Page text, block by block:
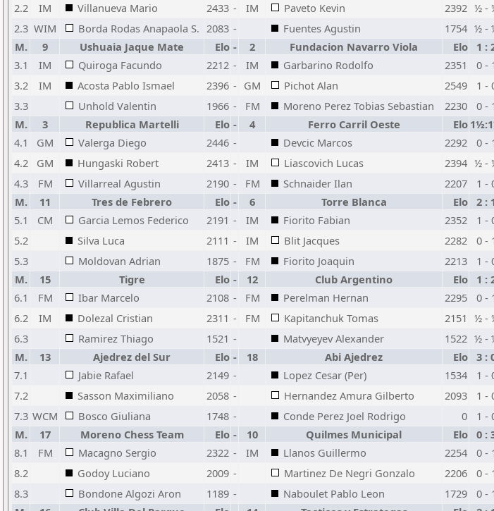
2.2
IM Villanueva Mario 2433 - IM Paveto Kevin 2392 ½ -
2.3 WIM Borda Rodas Anapaola S. 2083 - Fuentes Agustin 1754 ½ -
M.
9 Ushuaia Jaque Mate Elo - 2 Fundacion Navarro Viola Elo
1 :
3.1
IM Quiroga Facundo 2212 - IM Garbarino Rodolfo 2351
0 -
3.2
IM Acosta Pablo Ismael 2396 - GM Pichot Alan 2549
1 -
3.3
Unhold Valentin 1966 - FM Moreno Perez Tobias Sebastian 2230
0 -
M.
3 Republica Martelli Elo - 4 Ferro Carril Oeste Elo
4.1
GM Valerga Diego 2446 - Devcic Marcos 2292
0 -
4.2
GM Hungaski Robert 2413 - IM Liascovich Lucas 2394 ½ -
4.3
FM Villarreal Agustin 2190 - FM Schnaider Ilan 2207
1 -
M.
11 Tres de Febrero Elo - 6 Torre Blanca Elo 2 : 1
5.1
CM Garcia Lemos Federico 2191 - IM Fiorito Fabian 2352
1 -
5.2
Silva Luca 2111 - IM Blit Jacques 2282
0 -
5.3
Moldovan Adrian 1875 - FM Fiorito Joaquin 2213
1 -
M.
15 Tigre Elo - 12 Club Argentino Elo
1 :
6.1
FM Ibar Marcelo 2108 - FM Perelman Hernan 2295
0 -
6.2
IM Dolezal Cristian 2311 - FM Kapitanchuk Tomas 2151 ½ -
6.3
Ramirez Thiago 1521 - Matvyeyev Alexander 1522 ½ -
M.
13 Ajedrez del Sur Elo - 18 Abi Ajedrez Elo 3 :
7.1
Jabie Rafael 2149 - Lopez Cesar (Per) 1534
1 -
7.2
Sasson Maximiliano 2058 - Hernandez Amura Gilberto 2093
1 -
7.3 WCM Bosco Giuliana 1748 - Conde Perez Joel Rodrigo 0
1 -
M.
17 Moreno Chess Team Elo - 10 Quilmes Municipal Elo 0 :
8.1
FM Macagno Sergio 2322 - IM Llanos Guillermo 2254
0 -
8.2
Godoy Luciano 2009 - Martinez De Negri Gonzalo 2206
0 -
8.3
Bondone Algozi Aron 1189 - Naboulet Pablo Leon 1729
0 -